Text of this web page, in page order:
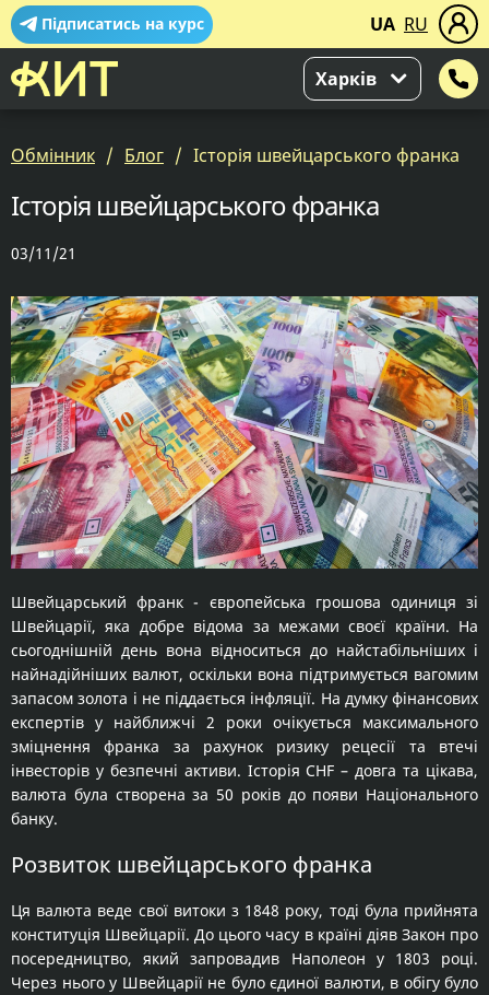
Підписатись на курс UA RU
Харків
Обмінник Блог Історія швейцарського франка
Історія швейцарського франка
03/11/21
Швейцарський франк - європейська грошова одиниця зі
Швейцарії, яка добре відома за межами своєї країни. На
сьогоднішній день вона відноситься до найстабільніших і
найнадійніших валют, оскільки вона підтримується вагомим
запасом золота і не піддається інфляції. На думку фінансових
експертів у найближчі 2 роки очікується максимального
зміцнення франка за рахунок ризику рецесії та втечі
інвесторів у безпечні активи. Історія CHF – довга та цікава,
валюта була створена за 50 років до появи Національного
банку.
Розвиток швейцарського франка
Ця валюта веде свої витоки з 1848 року, тоді була прийнята
конституція Швейцарії. До цього часу в країні діяв Закон про
посередництво, який запровадив Наполеон у 1803 році.
Через нього у Швейцарії не було єдиної валюти, в обігу було